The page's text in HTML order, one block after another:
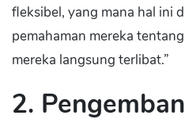
fleksibel, yang mana hal ini
pemahaman mereka
mereka langsung terlibat.”
2.